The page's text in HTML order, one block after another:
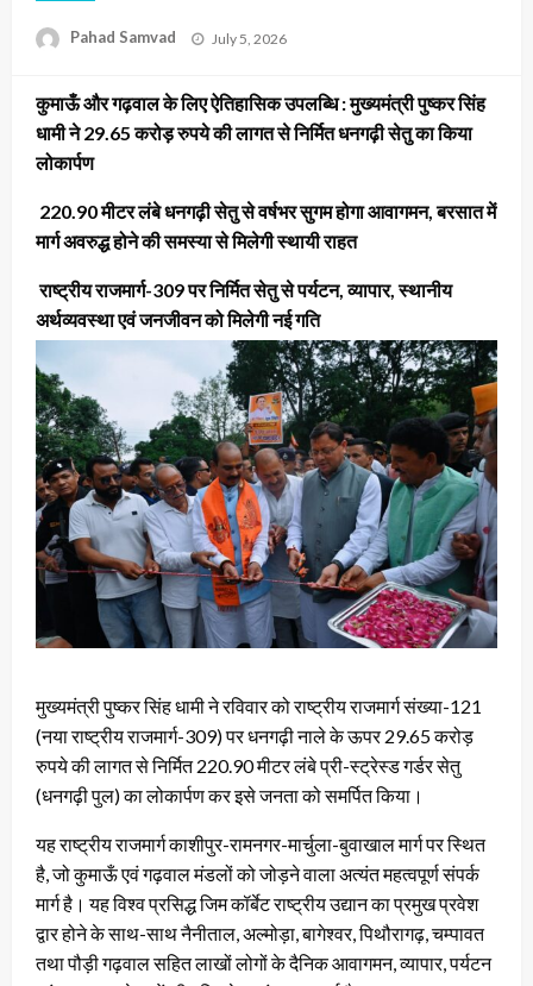
Pahad Samvad
Posted
July 5, 2026
कुमाऊँ और गढ़वाल के लिए ऐतिहासिक उपलब्धि : मुख्यमंत्री पुष्कर सिंह
धामी ने 29.65 करोड़ रुपये की लागत से निर्मित धनगढ़ी सेतु का किया
लोकार्पण
220.90 मीटर लंबे धनगढ़ी सेतु से वर्षभर सुगम होगा आवागमन, बरसात में
मार्ग अवरुद्ध होने की समस्या से मिलेगी स्थायी राहत
राष्ट्रीय राजमार्ग-309 पर निर्मित सेतु से पर्यटन, व्यापार, स्थानीय
अर्थव्यवस्था एवं जनजीवन को मिलेगी नई गति
मुख्यमंत्री पुष्कर सिंह धामी ने रविवार को राष्ट्रीय राजमार्ग संख्या-121
(नया राष्ट्रीय राजमार्ग-309) पर धनगढ़ी नाले के ऊपर 29.65 करोड़
रुपये की लागत से निर्मित 220.90 मीटर लंबे प्री-स्ट्रेस्ड गर्डर सेतु
(धनगढ़ी पुल) का लोकार्पण कर इसे जनता को समर्पित किया।
यह राष्ट्रीय राजमार्ग काशीपुर-रामनगर-मार्चुला-बुवाखाल मार्ग पर स्थित
है, जो कुमाऊँ एवं गढ़वाल मंडलों को जोड़ने वाला अत्यंत महत्वपूर्ण संपर्क
मार्ग है। यह विश्व प्रसिद्ध जिम कॉर्बेट राष्ट्रीय उद्यान का प्रमुख प्रवेश
द्वार होने के साथ-साथ नैनीताल, अल्मोड़ा, बागेश्वर, पिथौरागढ़, चम्पावत
तथा पौड़ी गढ़वाल सहित लाखों लोगों के दैनिक आवागमन, व्यापार, पर्यटन